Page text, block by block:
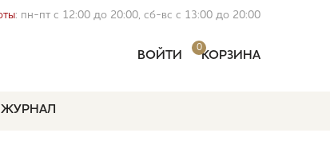
: пн-пт с 12:00 до 20:00, сб-вс с 13:00 до 20:00
ВОЙТИ
0
КОРЗИНА
ЖУРНАЛ